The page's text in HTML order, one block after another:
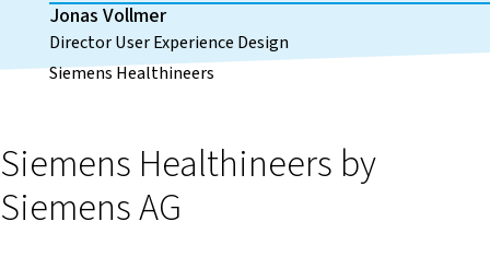
Jonas Vollmer
Director User Experience Design
Siemens Healthineers
Siemens Healthineers by
Siemens AG